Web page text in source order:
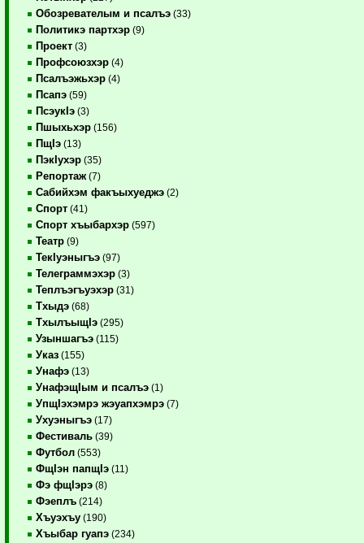
Обозревателым и псалъэ (33)
Политикэ партхэр (9)
Проект (3)
Профсоюзхэр (4)
Псалъэжьхэр (4)
Псапэ (59)
ПсэукIэ (3)
Пшыхьхэр (156)
ПщIэ (13)
ПэкIухэр (35)
Репортаж (7)
Сабийхэм факъыхуеджэ (2)
Спорт (41)
Спорт хъыбархэр (597)
Театр (9)
ТекIуэныгъэ (97)
Телеграммэхэр (3)
Теплъэгъуэхэр (31)
Тхыдэ (68)
ТхылъыщIэ (295)
Узыншагъэ (115)
Указ (155)
Унафэ (13)
УнафэщIым и псалъэ (1)
УпщIэхэмрэ жэуапхэмрэ (7)
Ухуэныгъэ (17)
Фестиваль (39)
Футбол (553)
ФщIэн папщIэ (11)
Фэ фщIэрэ (8)
Фэеплъ (214)
Хъуэхъу (190)
Хъыбар гуапэ (234)